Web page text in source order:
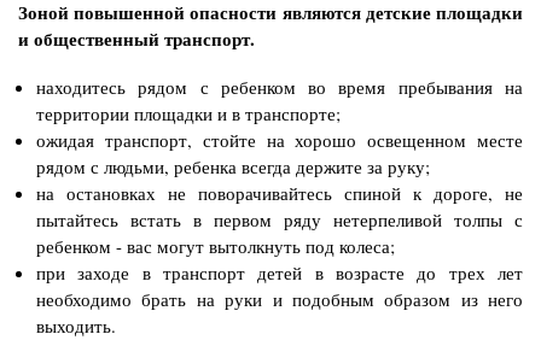
Зоной повышенной опасности являются детские площадки
и общественный транспорт.
находитесь рядом с ребенком во время пребывания на
территории площадки и в транспорте;
ожидая транспорт, стойте на хорошо освещенном месте
рядом с людьми, ребенка всегда держите за руку;
на остановках не поворачивайтесь спиной к дороге, не
пытайтесь встать в первом ряду нетерпеливой толпы с
ребенком - вас могут вытолкнуть под колеса;
при заходе в транспорт детей в возрасте до трех лет
необходимо брать на руки и подобным образом из него
выходить.